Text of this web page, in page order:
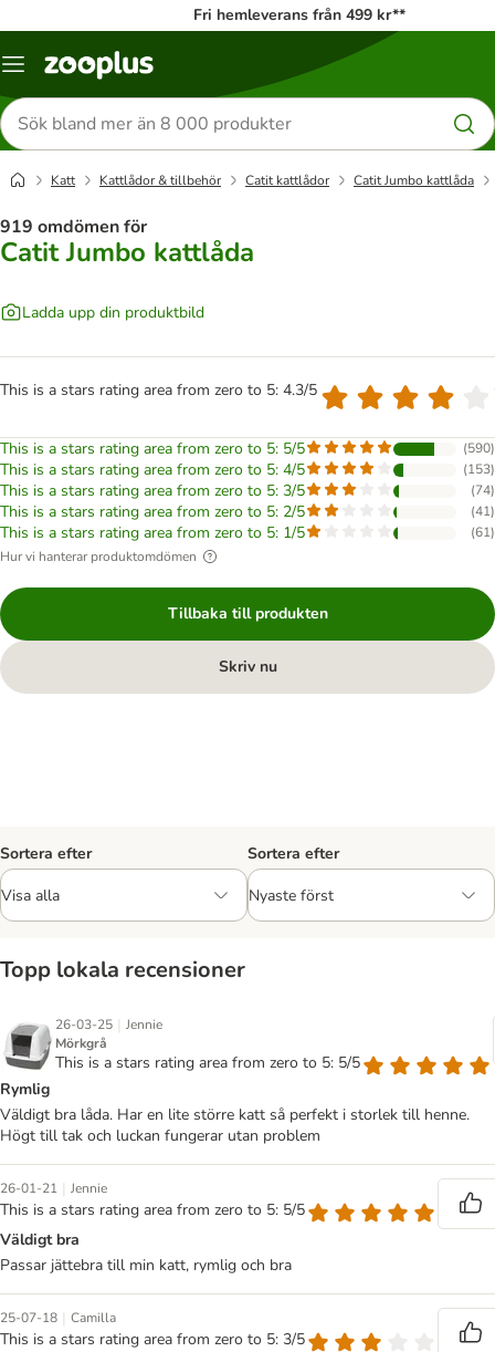
Fri hemleverans från 499 kr**
Katalogmeny
Sök
efter
produkter
Katt Kattlådor & tillbehör Catit kattlådor Catit Jumbo kattlåda
919 omdömen för
Catit Jumbo kattlåda
Ladda upp din produktbild
This is a stars rating area from zero to 5: 4.3/5
This is a stars rating area from zero to 5: 5/5 (590)
This is a stars rating area from zero to 5: 4/5 (153)
This is a stars rating area from zero to 5: 3/5 (74)
This is a stars rating area from zero to 5: 2/5 (41)
This is a stars rating area from zero to 5: 1/5 (61)
Hur vi hanterar produktomdömen
Tillbaka till produkten
Skriv nu
Sortera efter Sortera efter
Topp lokala recensioner
26-03-25 | Jennie
Mörkgrå
This is a stars rating area from zero to 5: 5/5
Rymlig
Väldigt bra låda. Har en lite större katt så perfekt i storlek till henne.
Högt till tak och luckan fungerar utan problem
26-01-21 | Jennie
This is a stars rating area from zero to 5: 5/5
Väldigt bra
Passar jättebra till min katt, rymlig och bra
25-07-18 | Camilla
This is a stars rating area from zero to 5: 3/5